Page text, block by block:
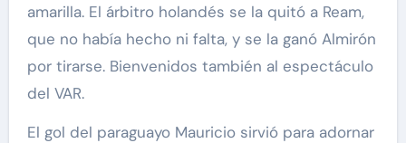
amarilla. El árbitro holandés se la quitó a Ream,
que no había hecho ni falta, y se la ganó Almirón
por tirarse. Bienvenidos también al espectáculo
del VAR.
El gol del paraguayo Mauricio sirvió para adornar